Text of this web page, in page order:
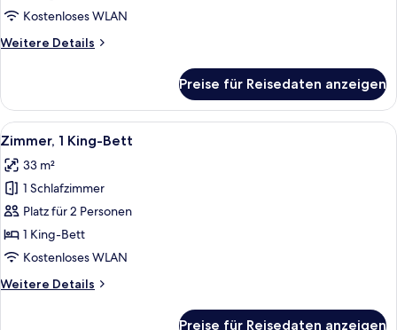
BettKostenloses WLAN
Weitere Details
Weitere
Suite,
1 King-
Bett
Preise für Reisedaten anzeigen
Alle
Fotos
für
Zimmer,
1 King-
Bett
anzeigen
Ein Hotelzimmer mit einem großen
5
Zimmer, 1 King-Bett
33 m²
1 Schlafzimmer
Platz für 2 Personen
1 King-Bett
Kostenloses WLAN
Weitere Details
Weitere
Preise für Reisedaten anzeigen